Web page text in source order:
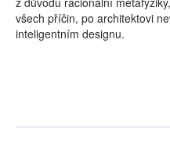
všech příčin, po architektovi
inteligentním designu.